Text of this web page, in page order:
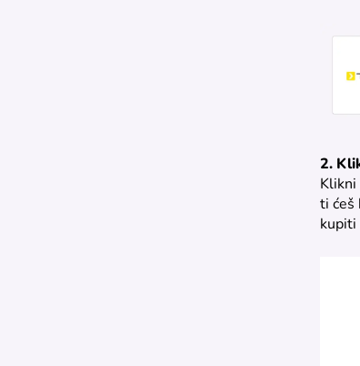
2.
Klikni
ti ćeš
kupiti